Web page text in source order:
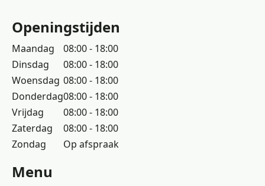
Openingstijden
Maandag
Dinsdag
Woensdag
Donderdag
Vrijdag
Zaterdag
Zondag
08:00 - 18:00
08:00 - 18:00
08:00 - 18:00
08:00 - 18:00
08:00 - 18:00
08:00 - 18:00
Op afspraak
Menu